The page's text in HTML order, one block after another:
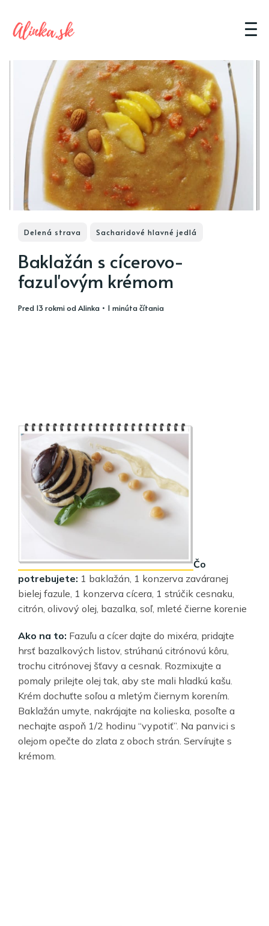
Delená strava Sacharidové hlavné jedlá
Baklažán s cícerovo-
fazuľovým krémom
pred 13 rokmiodAlinka • 1 minúta čítania
Čo
potrebujete: 1 baklažán, 1 konzerva zaváranej
bielej fazule, 1 konzerva cícera, 1 strúčik cesnaku,
citrón, olivový olej, bazalka, soľ, mleté čierne korenie
Ako na to: Fazuľu a cícer dajte do mixéra, pridajte
hrsť bazalkových listov, strúhanú citrónovú kôru,
trochu citrónovej šťavy a cesnak. Rozmixujte a
pomaly prilejte olej tak, aby ste mali hladkú kašu.
Krém dochuťte soľou a mletým čiernym korením.
Baklažán umyte, nakrájajte na kolieska, posoľte a
nechajte aspoň 1/2 hodinu “vypotiť”. Na panvici s
olejom opečte do zlata z oboch strán. Servírujte s
krémom.